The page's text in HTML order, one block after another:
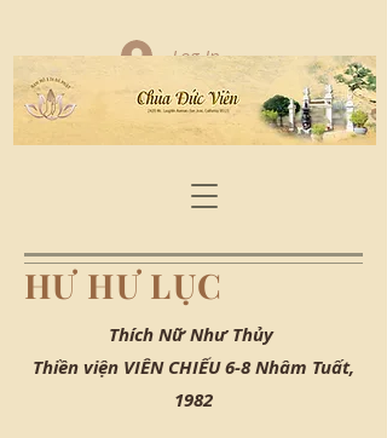
Log In
HƯ HƯ LỤC
Thích Nữ Như Thủy
Thiền viện VIÊN CHIẾU 6-8 Nhâm Tuất,
1982